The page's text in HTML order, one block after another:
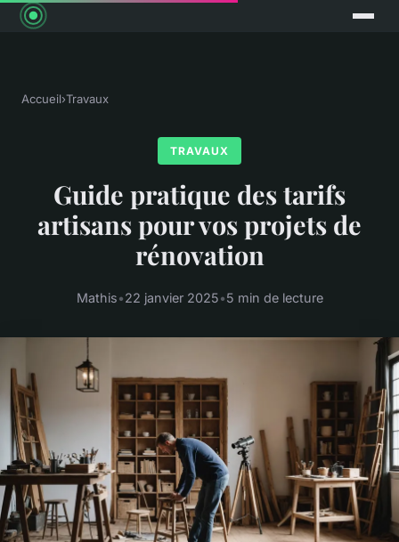
Accueil›Travaux
TRAVAUX
Guide pratique des tarifs
artisans pour vos projets de
rénovation
Mathis•22 janvier 2025•5 min de lecture